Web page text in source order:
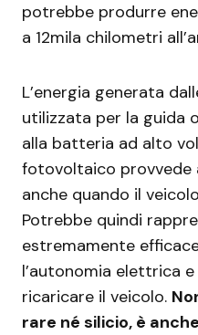
potrebbe produrre
a 12mila chilometri
L’energia generata
utilizzata per la guida
alla batteria ad alto
fotovoltaico provvede
anche quando il
Potrebbe quindi
estremamente
l’autonomia elettrica
ricaricare il veicolo.
rare né silicio, è